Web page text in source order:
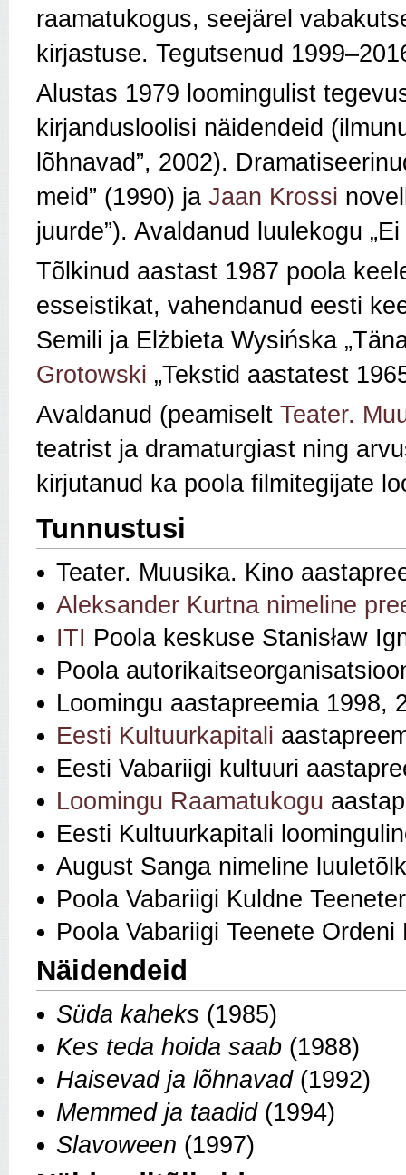
raamatukogus, seejärel
kirjastuse. Tegutsenud
Alustas 1979 loomingulist
kirjandusloolisi näidendeid
lõhnavad”, 2002).
meid” (1990) ja Jaan Krossi
juurde”). Avaldanud luulekogu
Tõlkinud aastast 1987 poola
esseistikat, vahendanud eesti
Semili ja Elżbieta Wysińska
Grotowski „Tekstid aastatest
Avaldanud (peamiselt Teater.
teatrist ja dramaturgiast ning
kirjutanud ka poola filmitegijate
Tunnustusi
Teater. Muusika. Kino
Aleksander Kurtna nimeline
ITI Poola keskuse Stanisław
Poola
Loomingu aastapreemia 1998,
Eesti Kultuurkapitali
Eesti Vabariigi kultuuri
Loomingu Raamatukogu
Eesti Kultuurkapitali
August Sanga nimeline
Poola Vabariigi Kuldne
Poola Vabariigi Teenete
Näidendeid
Süda kaheks (1985)
Kes teda hoida saab (1988)
Haisevad ja lõhnavad(1992)
Memmed ja taadid(1994)
Slavoween (1997)